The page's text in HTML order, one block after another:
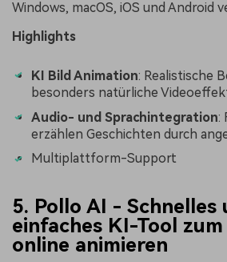
Windows, macOS, iOS und Android
Highlights
KI Bild Animation: Realistische
besonders natürliche
Audio- und Sprachintegration:
erzählen Geschichten durch
Multiplattform-Support
5. Pollo AI - Schnelles
einfaches KI-Tool
online animieren